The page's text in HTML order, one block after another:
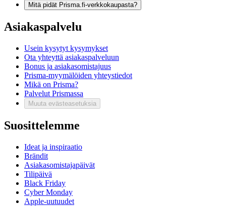
Mitä pidät Prisma.fi-verkkokaupasta?
Asiakaspalvelu
Usein kysytyt kysymykset
Ota yhteyttä asiakaspalveluun
Bonus ja asiakasomistajuus
Prisma-myymälöiden yhteystiedot
Mikä on Prisma?
Palvelut Prismassa
Muuta evästeasetuksia
Suosittelemme
Ideat ja inspiraatio
Brändit
Asiakasomistajapäivät
Tilipäivä
Black Friday
Cyber Monday
Apple-uutuudet